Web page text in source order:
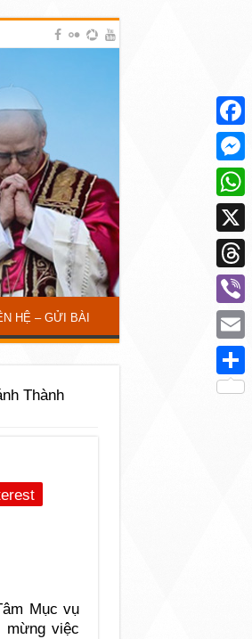
HỆ – GỬI BÀI
Thành
Mục vụ
mừng việc
X
Viber